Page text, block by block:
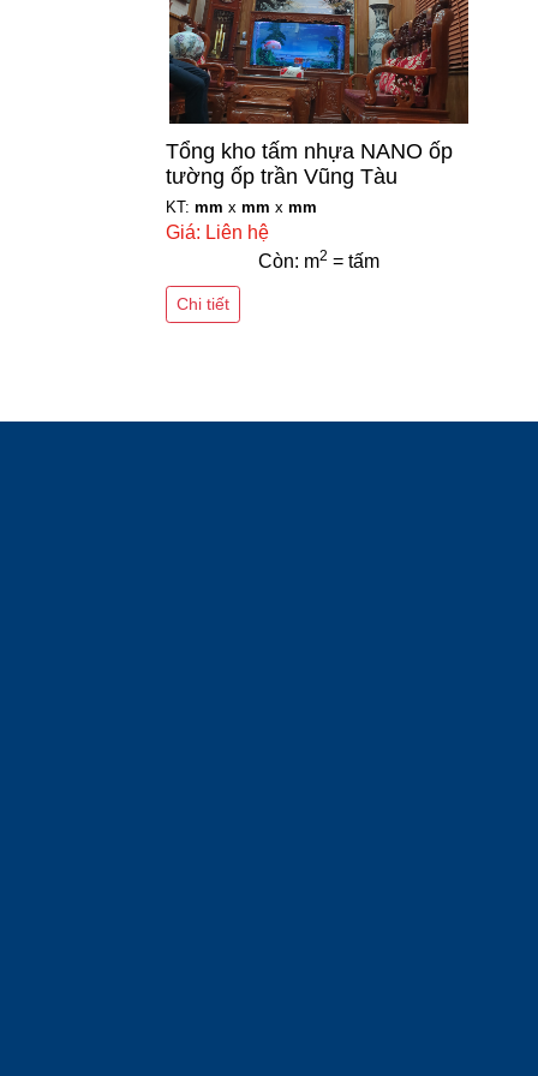
Tổng kho tấm nhựa NANO ốp
tường ốp trần Vũng Tàu
KT: mm x mm x mm
Giá: Liên hệ
Còn: m2 = tấm
Chi tiết